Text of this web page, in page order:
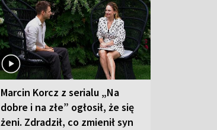
Marcin Korcz z serialu „Na
dobre i na złe” ogłosił, że się
żeni. Zdradził, co zmienił syn